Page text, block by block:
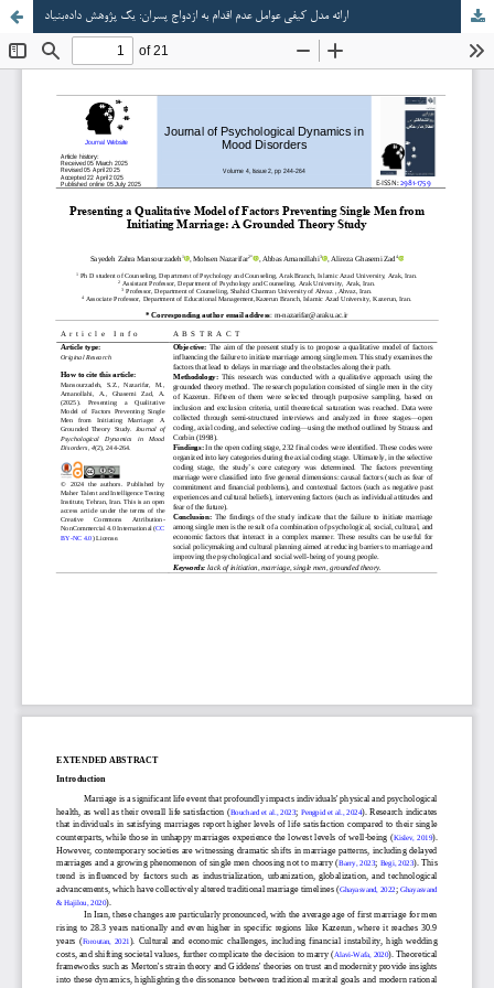
ارائه مدل کیفی عوامل عدم اقدام به ازدواج پسران: یک پژوهش داده‌بنیاد